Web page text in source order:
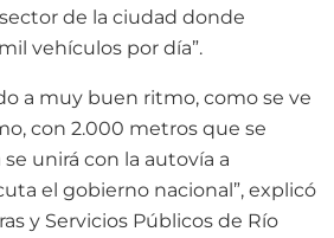
de la ciudad donde
vehículos por día”.
a muy buen ritmo, como se ve
con 2.000 metros que se
unirá con la autovía a
el gobierno nacional”, explicó
y Servicios Públicos de Río